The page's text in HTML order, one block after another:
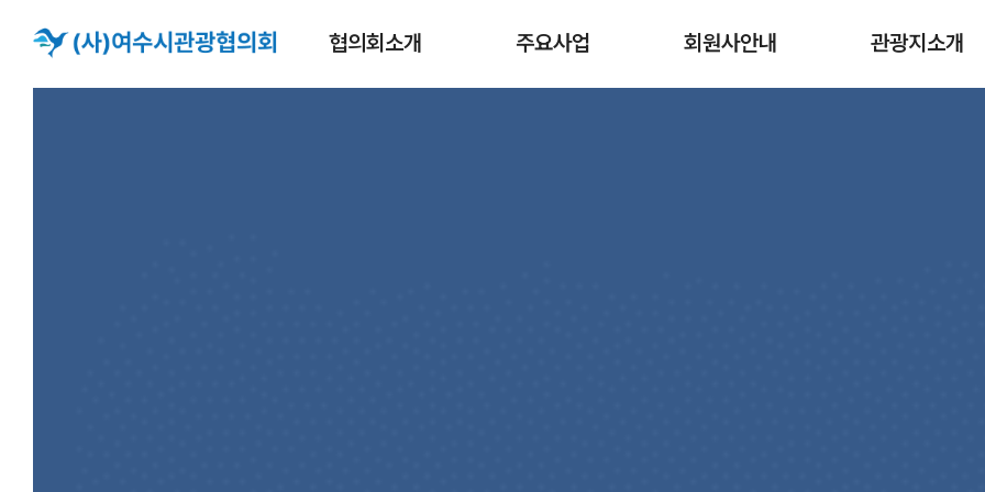
협의회소개 주요사업 회원사안내 관광지소개